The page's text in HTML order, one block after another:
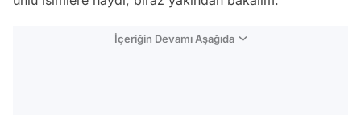
İçeriğin Devamı Aşağıda